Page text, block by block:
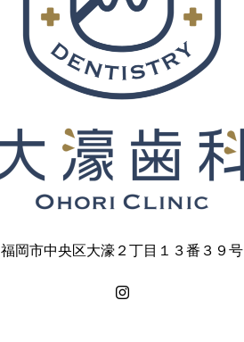
福岡市中央区大濠２丁目１３番３９号